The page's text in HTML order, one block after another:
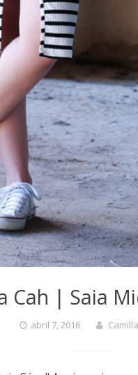
Cah | Saia
abril 7, 2016